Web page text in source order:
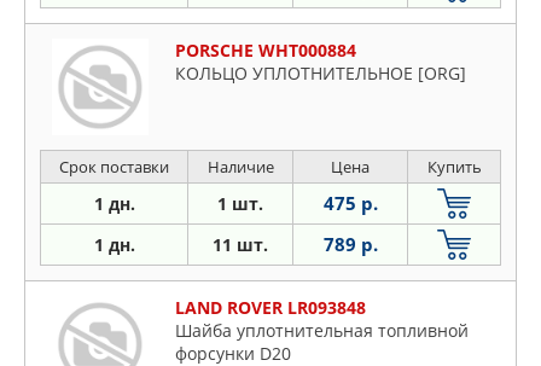
PORSCHE WHT000884
КОЛЬЦО УПЛОТНИТЕЛЬНОЕ [ORG]
Срок поставки Наличие Цена Купить
1 дн. 1 шт. 475 р.
1 дн. 11 шт. 789 р.
LAND ROVER LR093848
Шайба уплотнительная топливной
форсунки D20